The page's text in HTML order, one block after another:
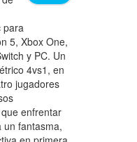
para
5, Xbox One,
y PC. Un
4vs1, en
jugadores
enfrentar
un fantasma,